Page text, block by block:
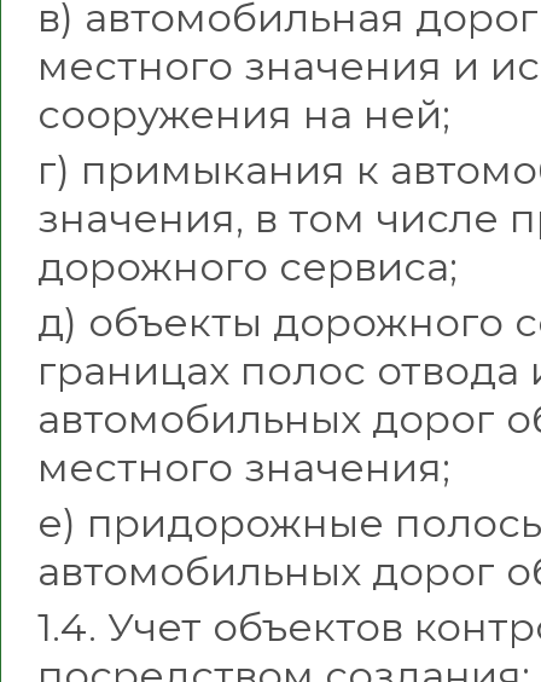
в) автомобильная
местного значения и
сооружения на ней;
г) примыкания к
значения, в том числе
дорожного сервиса;
д) объекты дорожного
границах полос
автомобильных дорог
местного значения;
е) придорожные
автомобильных дорог
1.4. Учет объектов